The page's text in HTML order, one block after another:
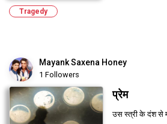
Tragedy
Mayank Saxena Honey
1 Followers
प्रेम
उस स्त्री के दंश से